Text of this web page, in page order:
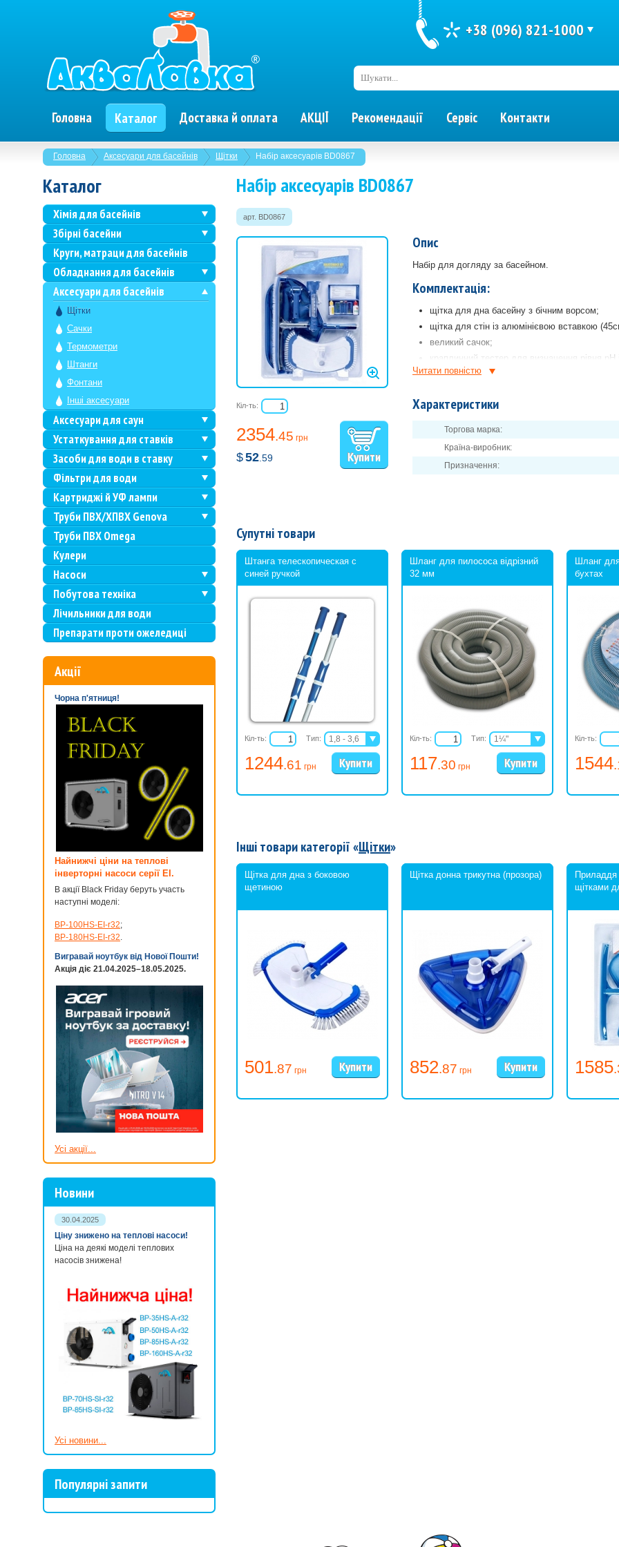
Головна Каталог Доставка й оплата АКЦІЇ Рекомендації Сервіс Контакти
Шукати...
+38 (096) 821-1000
Головна Аксесуари для басейнів Щітки Набір аксесуарів BD0867
Набір аксесуарів BD0867
арт. BD0867
2354.45 грн
$52 .59
Кіл-ть:
Опис
Набір для догляду за басейном.
Комплектація:
щітка для дна басейну з бічним ворсом;
щітка для стін із алюмінієвою вставкою
великий сачок;
краплинний тестер для визначення рівня pH
термометр.
Читати повнiстю
Характеристики
Торгова марка:
Країна-виробник:
Призначення:
Супутні товари
Штанга телескопическая с
синей ручкой
1244.61 грн
Кіл-ть: Тип:
1,8 - 3,6
2,4 - 4,8
Шланг для пилососа відрізний
32 мм
117.30 грн
Кіл-ть: Тип:
1¼"
1½"
Шланг
бухтах
1544
Кіл-ть:
Інші товари категорії «Щітки»
Щітка для дна з боковою
щетиною
501.87 грн
Щітка донна трикутна (прозора)
852.87 грн
Приладдя
щітками
1585
Каталог
Хімія для басейнів
Збірні басейни
Круги, матраци для басейнів
Обладнання для басейнів
Аксесуари для басейнів
Щітки
Сачки
Термометри
Штанги
Фонтани
Інші аксесуари
Аксесуари для саун
Устаткування для ставків
Засоби для води в ставку
Фільтри для води
Картриджі й УФ лампи
Труби ПВХ/ХПВХ Genova
Труби ПВХ Omega
Кулери
Насоси
Побутова техніка
Лічильники для води
Препарати проти ожеледиці
Акції
Чорна п'ятниця!
Найнижчі ціни на теплові
інверторні насоси серії EI.
В акції Black Friday беруть участь
наступні моделі:
BP-100HS-EI-r32;
BP-180HS-EI-r32.
Вигравай ноутбук від Нової Пошти!
Акція діє 21.04.2025–18.05.2025.
Усі акції...
Новини
30.04.2025
Ціну знижено на теплові насоси!
Ціна на деякі моделі теплових
насосів знижена!
Усі новини...
Популярні запити